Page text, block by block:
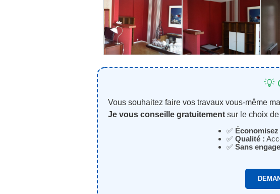
💡
Vous souhaitez faire vos travaux vous-même
Je vous conseille gratuitement sur le choix
✅ Économisez
✅ Qualité :
✅ Sans